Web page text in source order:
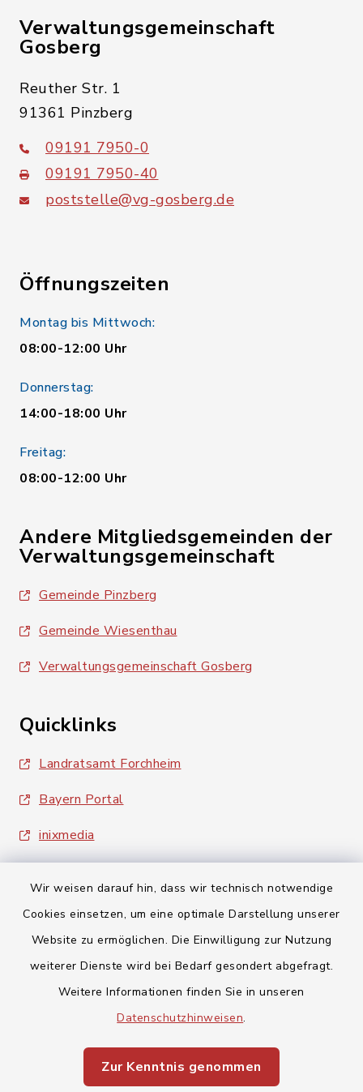
Wir weisen darauf hin, dass wir technisch notwendige
Cookies einsetzen, um eine optimale Darstellung unserer
Website zu ermöglichen. Die Einwilligung zur Nutzung
weiterer Dienste wird bei Bedarf gesondert abgefragt.
Weitere Informationen finden Sie in unseren
Datenschutzhinweisen.
Zur Kenntnis genommen
Verwaltungsgemeinschaft
Gosberg
Reuther Str. 1
91361 Pinzberg
09191 7950-0
09191 7950-40
poststelle@vg-gosberg.de
Öffnungszeiten
Montag bis Mittwoch:
08:00-12:00 Uhr
Donnerstag:
14:00-18:00 Uhr
Freitag:
08:00-12:00 Uhr
Andere Mitgliedsgemeinden der
Verwaltungsgemeinschaft
Gemeinde Pinzberg
Gemeinde Wiesenthau
Verwaltungsgemeinschaft Gosberg
Quicklinks
Landratsamt Forchheim
Bayern Portal
inixmedia
Barrierefreiheit
Impressum